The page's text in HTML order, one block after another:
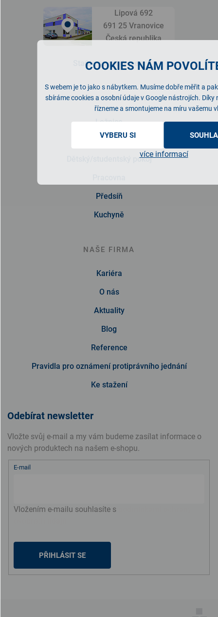
COOKIES NÁM
S webem je to jako s nábytkem. Musíme dobře měřit a
sbíráme cookies a osobní údaje v Google nástrojích. Díky
řízneme a smontujeme na míru vašemu
VYBERU SI
více informací
Lipová 692
691 25 Vranovice
Česká republika
Staňte se prodejcem
NABÍDKA NÁBYTKU
Ložnice
Obývací pokoj
Dětský/studentský pokoj
Předsíň
Kuchyně
NAŠE FIRMA
Kariéra
O nás
Aktuality
Blog
Reference
Pravidla pro oznámení protiprávního jednání
Ke stažení
Odebírat newsletter
Vložte svůj e-mail a my vám budeme zasílat informace o
nových produktech na našem e-shopu.
E-mail
Vložením e-mailu souhlasíte s
PŘIHLÁSIT SE